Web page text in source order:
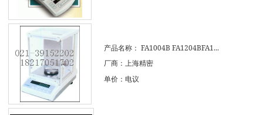
产品名称： FA1004B FA1204BFA1...
厂商：上海精密
单价：电议